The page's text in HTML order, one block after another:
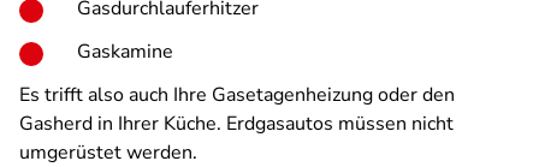
Gasdurchlauferhitzer
Gaskamine
Es trifft also auch Ihre Gasetagenheizung oder den
Gasherd in Ihrer Küche. Erdgasautos müssen nicht
umgerüstet werden.